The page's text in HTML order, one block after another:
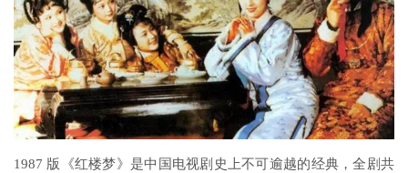
1987 版《红楼梦》是中国电视剧史上不可逾越的经典，全剧共